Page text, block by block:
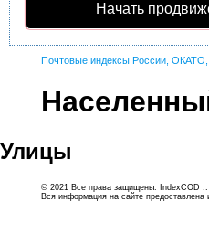
Начать
Почтовые индексы России,
Улицы
© 2021 Все права защищены. IndexCOD ::
Вся информация на сайте предоставлена